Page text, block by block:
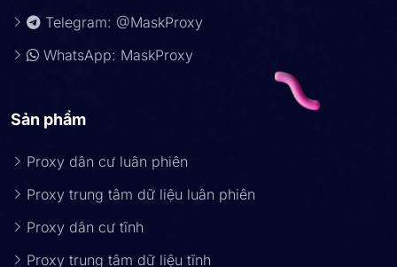
Telegram: @MaskProxy
WhatsApp: MaskProxy
Sản phẩm
Proxy dân cư luân phiên
Proxy trung tâm dữ liệu luân phiên
Proxy dân cư tĩnh
Proxy trung tâm dữ liệu tĩnh